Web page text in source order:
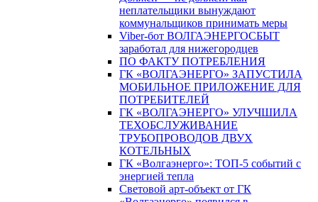
неплательщики вынуждают
коммунальщиков принимать меры
Viber-бот ВОЛГАЭНЕРГОСБЫТ
заработал для нижегородцев
ПО ФАКТУ ПОТРЕБЛЕНИЯ
ГК «ВОЛГАЭНЕРГО» ЗАПУСТИЛА
МОБИЛЬНОЕ ПРИЛОЖЕНИЕ ДЛЯ
ПОТРЕБИТЕЛЕЙ
ГК «ВОЛГАЭНЕРГО» УЛУЧШИЛА
ТЕХОБСЛУЖИВАНИЕ
ТРУБОПРОВОДОВ ДВУХ
КОТЕЛЬНЫХ
ГК «Волгаэнерго»: ТОП-5 событий с
энергией тепла
Световой арт-объект от ГК